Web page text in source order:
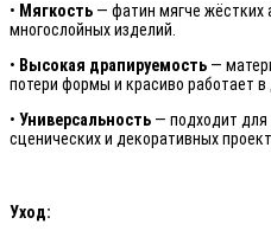
• Мягкость — фатин мягче жёстких
многослойных изделий.
• Высокая драпируемость —
потери формы и красиво работает в
• Универсальность — подходит для
сценических и декоративных
Уход: